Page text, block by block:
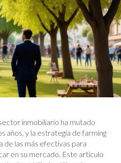
inmobiliario ha mutado
años, y la estrategia de farming
de las más efectivas para
en su mercado. Este artículo